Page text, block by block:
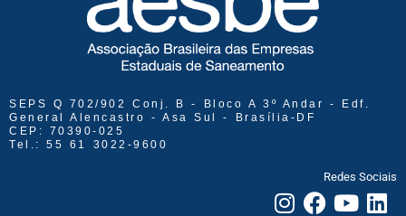
SEPS Q 702/902 Conj. B - Bloco A 3º Andar - Edf.
General Alencastro - Asa Sul - Brasília-DF
CEP: 70390-025
Tel.: 55 61 3022-9600
Redes Sociais